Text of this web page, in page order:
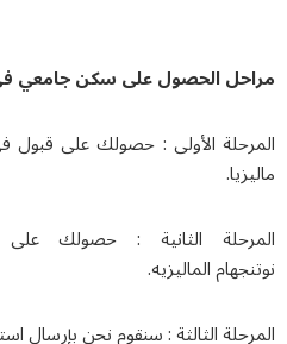
الحصول على سكن جامعي فی
الأولى : حصولك على قبول في
الثانية : حصولك على
الماليزيه.
الثالثة : سنقوم نحن بإرسال